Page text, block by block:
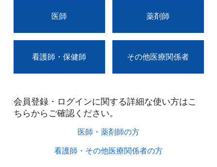
医師 薬剤師
看護師・保健師 その他医療関係者
会員登録・ログインに関する詳細な使い方はこ
ちらからご確認ください。​
医師・薬剤師の方​
看護師・その他医療関係者の方​